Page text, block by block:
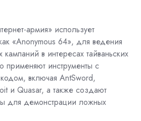
армия» использует
«Anonymous 64», для ведения
в интересах тайваньских
применяют инструменты с
включая AntSword,
и Quasar, а также создают
для демонстрации ложных